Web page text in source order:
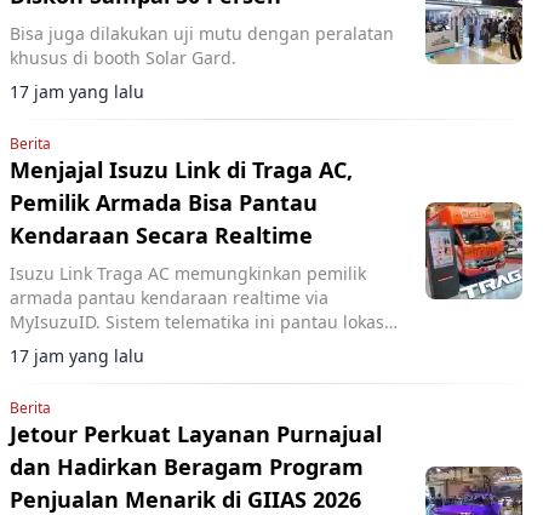
Bisa juga dilakukan uji mutu dengan peralatan
khusus di booth Solar Gard.
17 jam yang lalu
Berita
Menjajal Isuzu Link di Traga AC,
Pemilik Armada Bisa Pantau
Kendaraan Secara Realtime
Isuzu Link Traga AC memungkinkan pemilik
armada pantau kendaraan realtime via
MyIsuzuID. Sistem telematika ini pantau lokasi,
kecepatan, dan operasional kendaraan.
17 jam yang lalu
Berita
Jetour Perkuat Layanan Purnajual
dan Hadirkan Beragam Program
Penjualan Menarik di GIIAS 2026